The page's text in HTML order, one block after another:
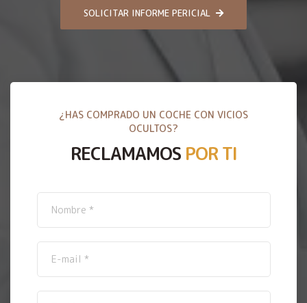
SOLICITAR INFORME PERICIAL
¿HAS COMPRADO UN COCHE CON VICIOS
OCULTOS?
RECLAMAMOS POR TI